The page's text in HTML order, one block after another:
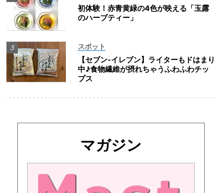
初体験！赤青黄緑の4色が映える「玉露
のハーブティー」
スポット
【セブン-イレブン】ライターもドはまり
中♪食物繊維が摂れちゃうふわふわチッ
プス
マガジン